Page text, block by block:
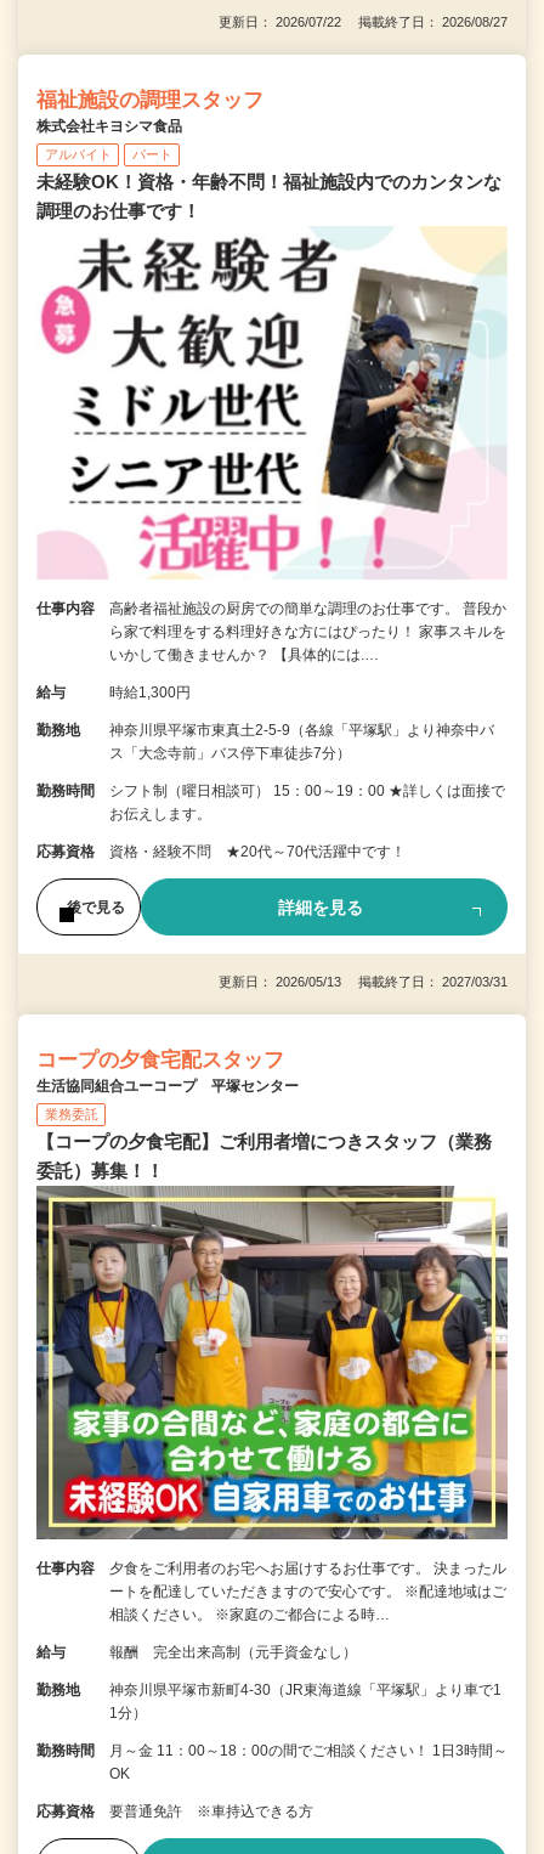
更新日： 2026/07/22 掲載終了日： 2026/08/27
福祉施設の調理スタッフ
株式会社キヨシマ食品
アルバイト パート
未経験OK！資格・年齢不問！福祉施設内でのカンタンな
調理のお仕事です！
仕事内容
高齢者福祉施設の厨房での簡単な調理のお仕事です。 普段か
ら家で料理をする料理好きな方にはぴったり！ 家事スキルを
いかして働きませんか？ 【具体的には.…
給与 時給1,300円
勤務地
神奈川県平塚市東真土2-5-9（各線「平塚駅」より神奈中バ
ス「大念寺前」バス停下車徒歩7分）
勤務時間
シフト制（曜日相談可） 15：00～19：00 ★詳しくは面接で
お伝えします。
応募資格 資格・経験不問 ★20代～70代活躍中です！
後で見る 詳細を見る
更新日： 2026/05/13 掲載終了日： 2027/03/31
コープの夕食宅配スタッフ
生活協同組合ユーコープ 平塚センター
業務委託
【コープの夕食宅配】ご利用者増につきスタッフ（業務
委託）募集！！
仕事内容
夕食をご利用者のお宅へお届けするお仕事です。 決まったル
ートを配達していただきますので安心です。 ※配達地域はご
相談ください。 ※家庭のご都合による時…
給与 報酬 完全出来高制（元手資金なし）
勤務地
神奈川県平塚市新町4-30（JR東海道線「平塚駅」より車で1
1分）
勤務時間
月～金 11：00～18：00の間でご相談ください！ 1日3時間～
OK
応募資格 要普通免許 ※車持込できる方